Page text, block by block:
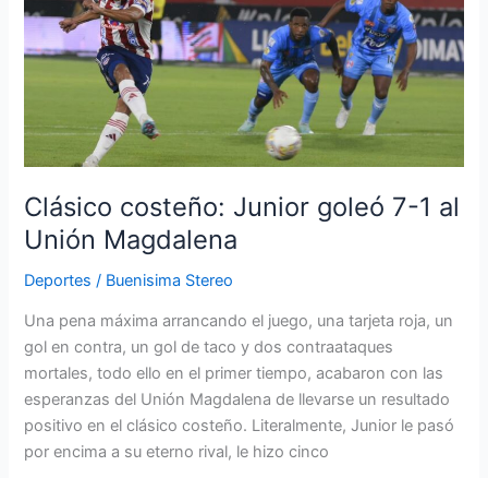
Clásico costeño: Junior goleó 7-1 al
Unión Magdalena
Deportes / Buenisima Stereo
Una pena máxima arrancando el juego, una tarjeta roja, un
gol en contra, un gol de taco y dos contraataques
mortales, todo ello en el primer tiempo, acabaron con las
esperanzas del Unión Magdalena de llevarse un resultado
positivo en el clásico costeño. Literalmente, Junior le pasó
por encima a su eterno rival, le hizo cinco
costeño:
Junior
goleó
al
Unión
Magdalena